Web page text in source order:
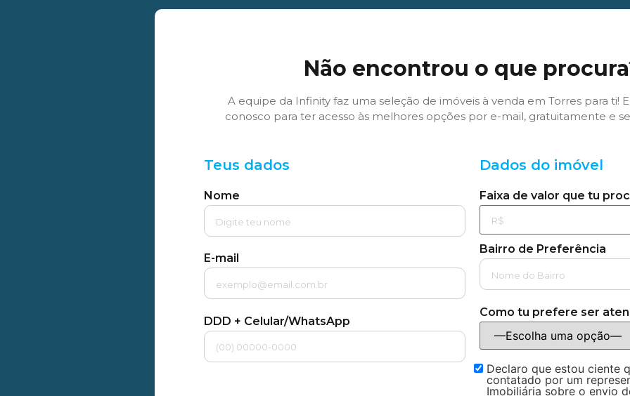
Não encontrou o que
A equipe da Infinity faz uma seleção de imóveis à venda em Torres para ti!
conosco para ter acesso às melhores opções por e-mail, gratuitamente e
Teus dados
Nome
E-mail
DDD + Celular/WhatsApp
Dados do imóvel
Faixa de valor que tu
Bairro de Preferência
Como tu prefere ser
Declaro que estou ciente
contatado por um
Imobiliária sobre o envio